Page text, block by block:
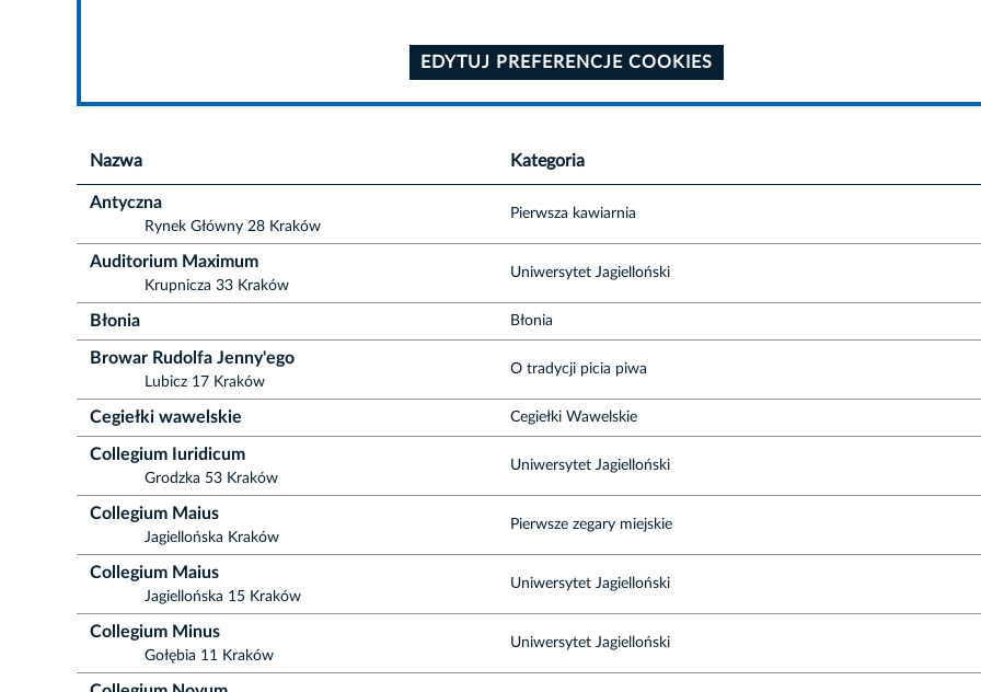
EDYTUJ PREFERENCJE COOKIES
Nazwa Kategoria
Antyczna
Rynek Główny 28 Kraków
Pierwsza kawiarnia
Auditorium Maximum
Krupnicza 33 Kraków
Uniwersytet Jagielloński
Błonia Błonia
Browar Rudolfa Jenny'ego
Lubicz 17 Kraków
O tradycji picia piwa
Cegiełki wawelskie Cegiełki Wawelskie
Collegium Iuridicum
Grodzka 53 Kraków
Uniwersytet Jagielloński
Collegium Maius
Jagiellońska Kraków
Pierwsze zegary miejskie
Collegium Maius
Jagiellońska 15 Kraków
Uniwersytet Jagielloński
Collegium Minus
Gołębia 11 Kraków
Uniwersytet Jagielloński